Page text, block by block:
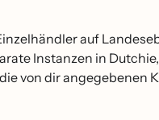
auf
Instanzen in
von dir